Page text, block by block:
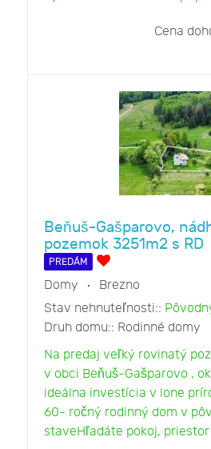
Cena
Beňuš-Gašparovo,
pozemok 3251m2 s RD
PREDÁM
Domy
Brezno
Stav nehnuteľnosti::
Druh domu:: Rodinné domy
Na predaj veľký rovinatý
v obci Beňuš-Gašparovo ,
ideálna investícia v lone
60- ročný rodinný dom v
staveHľadáte pokoj,